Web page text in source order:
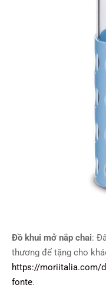
Đồ khui mở nắp chai:
thương để tặng cho
https://moriitalia.com/
fonte.